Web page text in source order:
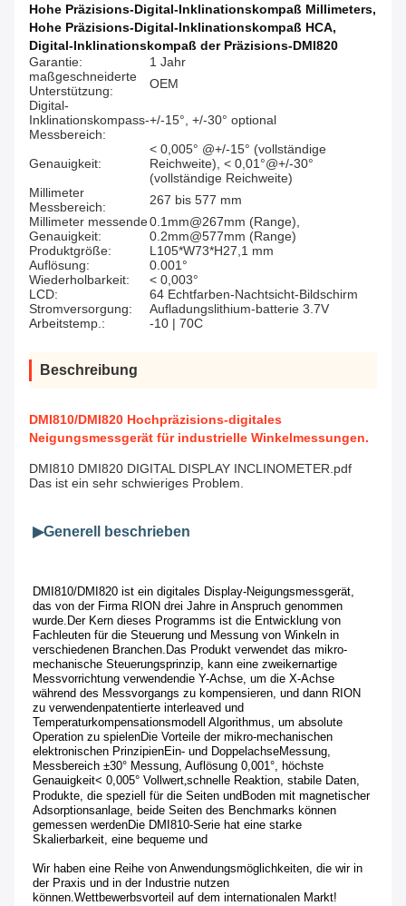
Hohe Präzisions-Digital-Inklinationskompaß Millimeters,
Hohe Präzisions-Digital-Inklinationskompaß HCA,
Digital-Inklinationskompaß der Präzisions-DMI820
Garantie:
1 Jahr
maßgeschneiderte
Unterstützung:
OEM
Digital-
Inklinationskompass-
Messbereich:
+/-15°, +/-30° optional
Genauigkeit:
< 0,005° @+/-15° (vollständige
Reichweite), < 0,01°@+/-30°
(vollständige Reichweite)
Millimeter
Messbereich:
267 bis 577 mm
Millimeter messende
Genauigkeit:
0.1mm@267mm (Range),
0.2mm@577mm (Range)
Produktgröße:
L105*W73*H27,1 mm
Auflösung:
0.001°
Wiederholbarkeit:
< 0,003°
LCD:
64 Echtfarben-Nachtsicht-Bildschirm
Stromversorgung:
Aufladungslithium-batterie 3.7V
Arbeitstemp.:
-10 | 70C
Beschreibung
DMI810/DMI820 Hochpräzisions-digitales
Neigungsmessgerät für industrielle Winkelmessungen.
DMI810 DMI820 DIGITAL DISPLAY INCLINOMETER.pdf
Das ist ein sehr schwieriges Problem.
▶Generell beschrieben
DMI810/DMI820 ist ein digitales Display-Neigungsmessgerät,
das von der Firma RION drei Jahre in Anspruch genommen
wurde. Der Kern dieses Programms ist die Entwicklung von
Fachleuten für die Steuerung und Messung von Winkeln in
verschiedenen Branchen. Das Produkt verwendet das mikro-
mechanische Steuerungsprinzip, kann eine zweikernartige
Messvorrichtung verwendendie Y-Achse, um die X-Achse
während des Messvorgangs zu kompensieren, und dann RION
zu verwendenpatentierte interleaved und
Temperaturkompensationsmodell Algorithmus, um absolute
Operation zu spielenDie Vorteile der mikro-mechanischen
elektronischen PrinzipienEin- und DoppelachseMessung,
Messbereich ±30° Messung, Auflösung 0,001°, höchste
Genauigkeit< 0,005° Vollwert,schnelle Reaktion, stabile Daten,
Produkte, die speziell für die Seiten und Boden mit magnetischer
Adsorptionsanlage, beide Seiten des Benchmarks können
gemessen werdenDie DMI810-Serie hat eine starke
Skalierbarkeit, eine bequeme und
Wir haben eine Reihe von Anwendungsmöglichkeiten, die wir in
der Praxis und in der Industrie nutzen
können.Wettbewerbsvorteil auf dem internationalen Markt!